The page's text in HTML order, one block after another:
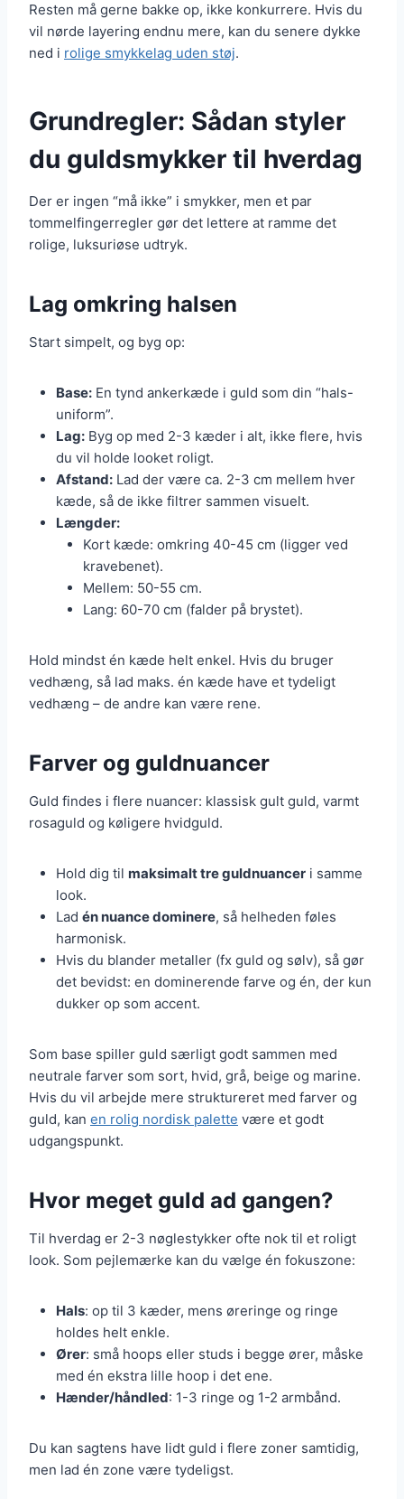
Resten må gerne bakke op, ikke konkurrere. Hvis du
vil nørde layering endnu mere, kan du senere dykke
ned i rolige smykkelag uden støj.
Grundregler: Sådan styler
du guldsmykker til hverdag
Der er ingen “må ikke” i smykker, men et par
tommelfingerregler gør det lettere at ramme det
rolige, luksuriøse udtryk.
Lag omkring halsen
Start simpelt, og byg op:
Base: En tynd ankerkæde i guld som din “hals-
uniform”.
Lag: Byg op med 2-3 kæder i alt, ikke flere, hvis
du vil holde looket roligt.
Afstand: Lad der være ca. 2-3 cm mellem hver
kæde, så de ikke filtrer sammen visuelt.
Længder:
Kort kæde: omkring 40-45 cm (ligger ved
kravebenet).
Mellem: 50-55 cm.
Lang: 60-70 cm (falder på brystet).
Hold mindst én kæde helt enkel. Hvis du bruger
vedhæng, så lad maks. én kæde have et tydeligt
vedhæng – de andre kan være rene.
Farver og guldnuancer
Guld findes i flere nuancer: klassisk gult guld, varmt
rosaguld og køligere hvidguld.
Hold dig til maksimalt tre guldnuancer i samme
look.
Lad én nuance dominere, så helheden føles
harmonisk.
Hvis du blander metaller (fx guld og sølv), så gør
det bevidst: en dominerende farve og én, der kun
dukker op som accent.
Som base spiller guld særligt godt sammen med
neutrale farver som sort, hvid, grå, beige og marine.
Hvis du vil arbejde mere struktureret med farver og
guld, kan en rolig nordisk palette være et godt
udgangspunkt.
Hvor meget guld ad gangen?
Til hverdag er 2-3 nøglestykker ofte nok til et roligt
look. Som pejlemærke kan du vælge én fokuszone:
Hals: op til 3 kæder, mens øreringe og ringe
holdes helt enkle.
Ører: små hoops eller studs i begge ører, måske
med én ekstra lille hoop i det ene.
Hænder/håndled: 1-3 ringe og 1-2 armbånd.
Du kan sagtens have lidt guld i flere zoner samtidig,
men lad én zone være tydeligst.